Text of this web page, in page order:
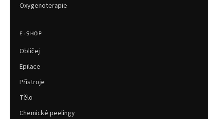
Oxygenoterapie
E-SHOP
Obličej
Epilace
Přístroje
Tělo
Chemické peelingy